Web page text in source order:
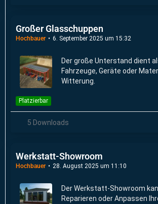
Großer Glasschuppen
Hochbauer 6. September 2025 um 15:32
Der große Unterstand dient
Fahrzeuge, Geräte oder
Witterung.
Platzierbar
5 Downloads
Werkstatt-Showroom
Hochbauer 28. August 2025 um 11:10
Der Werkstatt-Showroom
Reparieren oder Anpassen